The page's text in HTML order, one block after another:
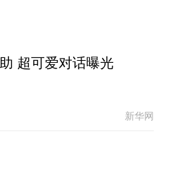
超可爱对话曝光
新华网